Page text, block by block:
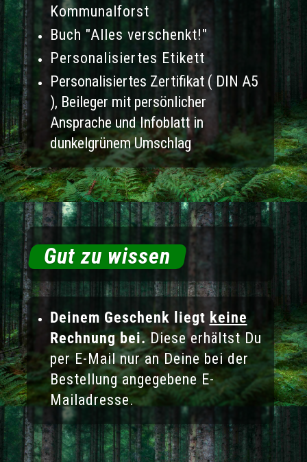
Kommunalforst
Buch "Alles verschenkt!"
Personalisiertes Etikett
Personalisiertes Zertifikat ( DIN A5
), Beileger mit persönlicher
Ansprache und Infoblatt in
dunkelgrünem Umschlag
Gut zu wissen
Deinem Geschenk liegt keine
Rechnung bei.Diese erhältst Du
per E-Mail nur an Deine bei der
Bestellung angegebene E-
Mailadresse.